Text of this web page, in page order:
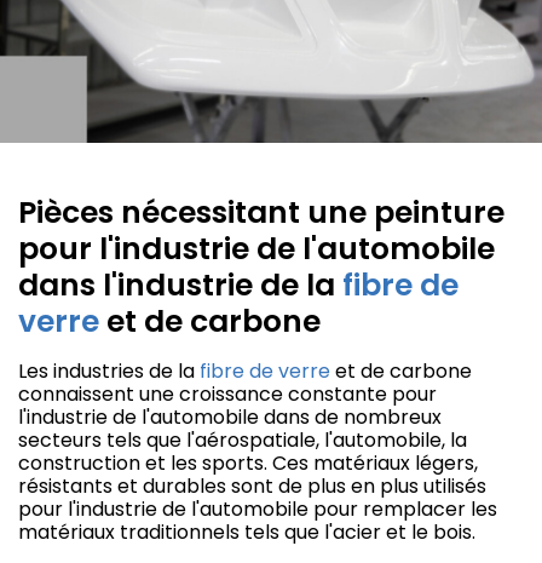
Pièces nécessitant une peinture
pour l'industrie de l'automobile
dans l'industrie de la fibre de
verre et de carbone
Les industries de la fibre de verreet de carbone
connaissent une croissance constante pour
l'industrie de l'automobile dans de nombreux
secteurs tels que l'aérospatiale, l'automobile, la
construction et les sports. Ces matériaux légers,
résistants et durables sont de plus en plus utilisés
pour l'industrie de l'automobile pour remplacer les
matériaux traditionnels tels que l'acier et le bois.